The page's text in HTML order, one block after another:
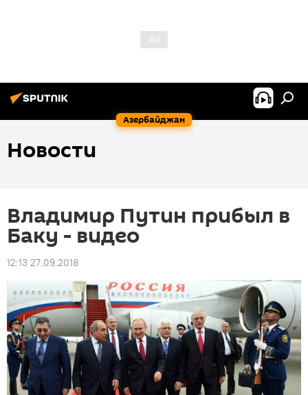
Азербайджан
Новости
Владимир Путин прибыл в
Баку - видео
12:13 27.09.2018